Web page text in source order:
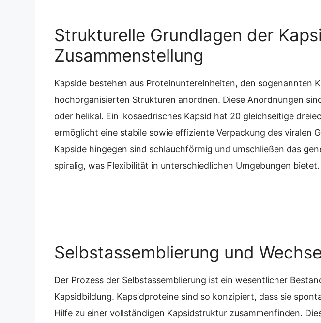
Strukturelle Grundlagen der
Zusammenstellung
Kapside bestehen aus Proteinuntereinheiten, den sogenannten
hochorganisierten Strukturen anordnen. Diese Anordnungen
oder helikal. Ein ikosaedrisches Kapsid hat 20 gleichseitige
ermöglicht eine stabile sowie effiziente Verpackung des viralen
Kapside hingegen sind schlauchförmig und umschließen das
spiralig, was Flexibilität in unterschiedlichen Umgebungen bietet.
Selbstassemblierung und
Der Prozess der Selbstassemblierung ist ein wesentlicher
Kapsidbildung. Kapsidproteine sind so konzipiert, dass sie
Hilfe zu einer vollständigen Kapsidstruktur zusammenfinden.